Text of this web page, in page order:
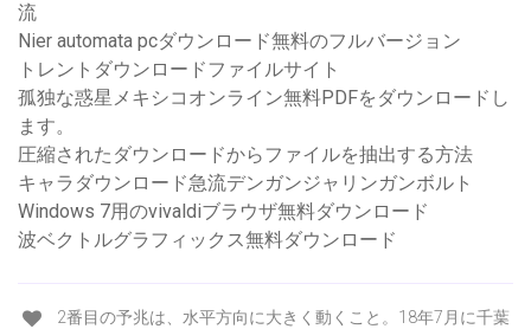
流
Nier automata pcダウンロード無料のフルバージョン
トレントダウンロードファイルサイト
孤独な惑星メキシコオンライン無料PDFをダウンロードし
ます。
圧縮されたダウンロードからファイルを抽出する方法
キャラダウンロード急流デンガンジャリンガンボルト
Windows 7用のvivaldiブラウザ無料ダウンロード
波ベクトルグラフィックス無料ダウンロード
2番目の予兆は、水平方向に大きく動くこと。18年7月に千葉